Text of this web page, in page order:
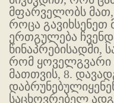
მფარველობს
როცა
ერთგულება
წინაპრებისადმი,
რომ ყოველგვარი
მათთვის, 8.
საცხოვრებელ